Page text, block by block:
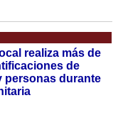
realiza más de
de
personas durante